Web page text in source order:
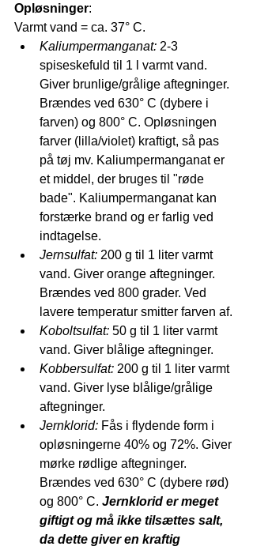
Opløsninger:
Varmt vand = ca. 37° C.
Kaliumpermanganat: 2-3
spiseskefuld til 1 l varmt vand.
Giver brunlige/grålige aftegninger.
Brændes ved 630° C (dybere i
farven) og 800° C. Opløsningen
farver (lilla/violet) kraftigt, så pas
på tøj mv. Kaliumpermanganat er
et middel, der bruges til "røde
bade". Kaliumpermanganat kan
forstærke brand og er farlig ved
indtagelse.
Jernsulfat: 200 g til 1 liter varmt
vand. Giver orange aftegninger.
Brændes ved 800 grader. Ved
lavere temperatur smitter farven af.
Koboltsulfat: 50 g til 1 liter varmt
vand. Giver blålige aftegninger.
Kobbersulfat: 200 g til 1 liter varmt
vand. Giver lyse blålige/grålige
aftegninger.
Jernklorid: Fås i flydende form i
opløsningerne 40% og 72%. Giver
mørke rødlige aftegninger.
Brændes ved 630° C (dybere rød)
og 800° C. Jernklorid er meget
giftigt og må ikke tilsættes salt,
da dette giver en kraftig